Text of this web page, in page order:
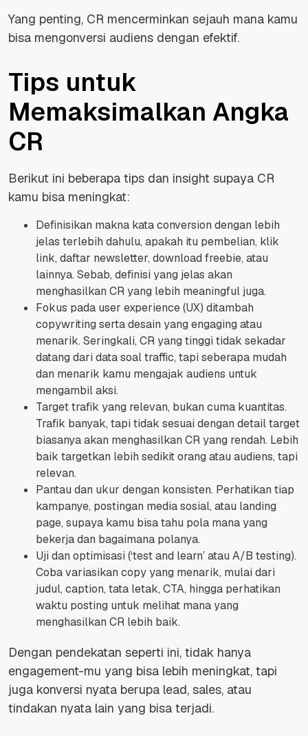
Yang penting, CR mencerminkan sejauh mana kamu
bisa mengonversi audiens dengan efektif.
Tips untuk
Memaksimalkan Angka
CR
Berikut ini beberapa tips dan insight supaya CR
kamu bisa meningkat:
Definisikan makna kata conversion dengan lebih
jelas terlebih dahulu, apakah itu pembelian, klik
link, daftar newsletter, download freebie, atau
lainnya. Sebab, definisi yang jelas akan
menghasilkan CR yang lebih meaningful juga.
Fokus pada user experience (UX) ditambah
copywriting serta desain yang engaging atau
menarik. Seringkali, CR yang tinggi tidak sekadar
datang dari data soal traffic, tapi seberapa mudah
dan menarik kamu mengajak audiens untuk
mengambil aksi.
Target trafik yang relevan, bukan cuma kuantitas.
Trafik banyak, tapi tidak sesuai dengan detail target
biasanya akan menghasilkan CR yang rendah. Lebih
baik targetkan lebih sedikit orang atau audiens, tapi
relevan.
Pantau dan ukur dengan konsisten. Perhatikan tiap
kampanye, postingan media sosial, atau landing
page, supaya kamu bisa tahu pola mana yang
bekerja dan bagaimana polanya.
Uji dan optimisasi (‘test and learn’ atau A/B testing).
Coba variasikan copy yang menarik, mulai dari
judul, caption, tata letak, CTA, hingga perhatikan
waktu posting untuk melihat mana yang
menghasilkan CR lebih baik.
Dengan pendekatan seperti ini, tidak hanya
engagement-mu yang bisa lebih meningkat, tapi
juga konversi nyata berupa lead, sales, atau
tindakan nyata lain yang bisa terjadi.